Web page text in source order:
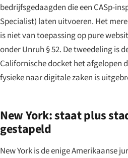
bedrijfsgedaagden die een CASp-
Specialist) laten uitvoeren. Het
is niet van toepassing op pure
onder Unruh § 52. De tweedeling is
Californische docket het afgelopen
fysieke naar digitale zaken is
New York: staat plus
gestapeld
New York is de enige Amerikaanse